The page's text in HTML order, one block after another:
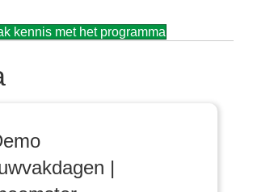
kennis met het programma
|